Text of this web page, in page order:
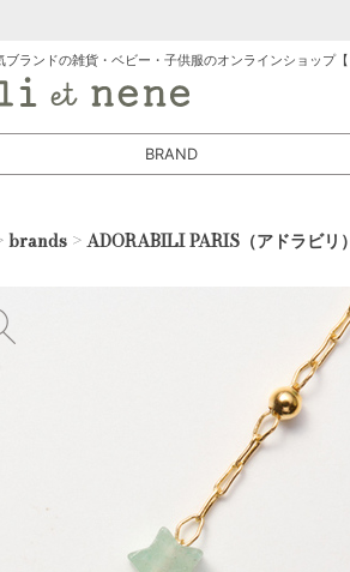
ブランドの雑貨・ベビー・子供服のオンラインショップ
BRAND
brands >ADORABILI PARIS（アドラビリ